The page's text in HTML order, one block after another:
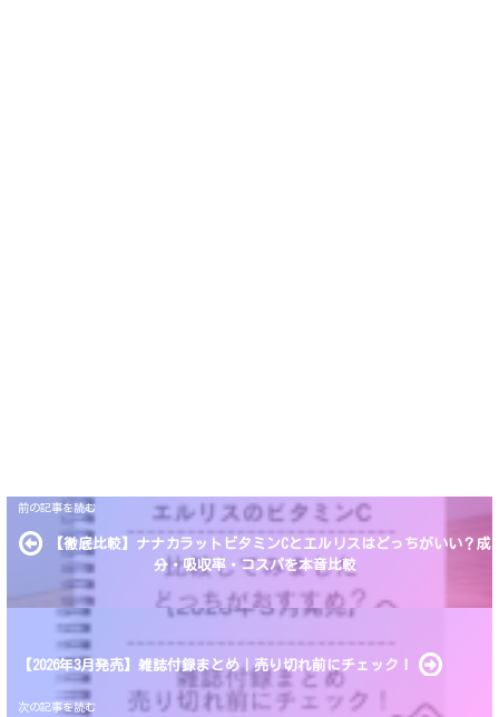
【徹底比較】ナナカラットビタミンCとエルリスはどっちがいい？成
分・吸収率・コスパを本音比較
【2026年3月発売】雑誌付録まとめ｜売り切れ前にチェック！